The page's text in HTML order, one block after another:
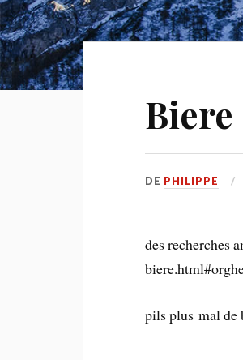
DE PHILIPPE
des recherches
pils plus mal de